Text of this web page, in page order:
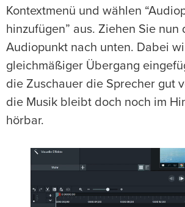
Kontextmenü und wählen
hinzufügen” aus. Ziehen Sie nun
Audiopunkt nach unten. Dabei
gleichmäßiger Übergang
die Zuschauer die Sprecher gut
die Musik bleibt doch noch im
hörbar.